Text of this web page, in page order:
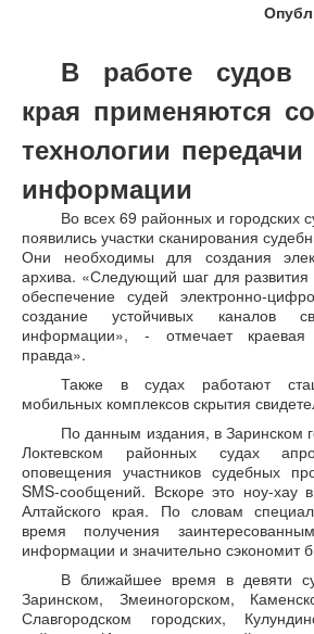
В работе судов
края применяются
технологии
информации
Во всех 69 районных и городских
появились участки сканирования
Они необходимы для создания
архива. «Следующий шаг для развития
обеспечение судей электронно-
создание устойчивых каналов
информации», - отмечает краевая
правда».
Также в судах работают
мобильных комплексов скрытия
По данным издания, в Заринском
Локтевском районных судах
оповещения участников судебных
SMS-сообщений. Вскоре это ноу-хау
Алтайского края. По словам
время получения
информации и значительно сэкономит
В ближайшее время в девяти
Заринском, Змеиногорском,
Славгородском городских,